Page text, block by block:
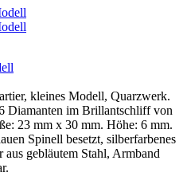
kleines Modell, Quarzwerk.
Diamanten im Brillantschliff von
23 mm x 30 mm. Höhe: 6 mm.
Spinell besetzt, silberfarbenes
gebläutem Stahl, Armband